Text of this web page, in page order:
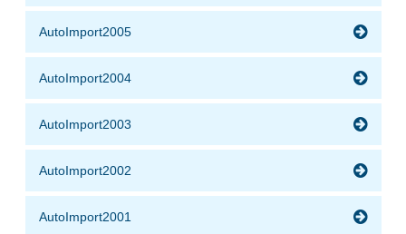
AutoImport2005
AutoImport2004
AutoImport2003
AutoImport2002
AutoImport2001